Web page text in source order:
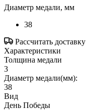
Диаметр медали, мм
38
Рассчитать доставку
Характеристики
Толщина медали
3
Диаметр медали(мм):
38
Вид
День Победы